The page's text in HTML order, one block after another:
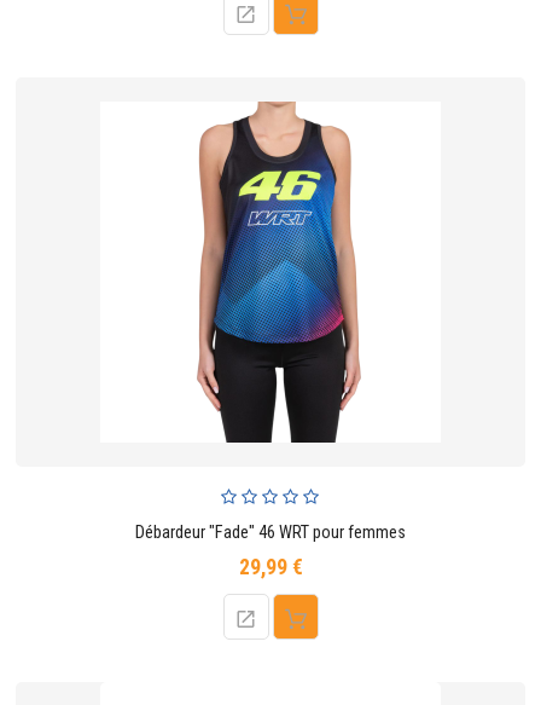
Débardeur "Fade" 46 WRT pour femmes
29,99 €Prix